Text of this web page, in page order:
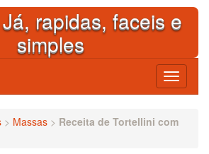
rapidas, faceis e
simples
Toggle
> Massas > Receita de Tortellini com